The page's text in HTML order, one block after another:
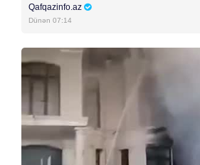
Qafqazinfo.az
Dünən 07:14